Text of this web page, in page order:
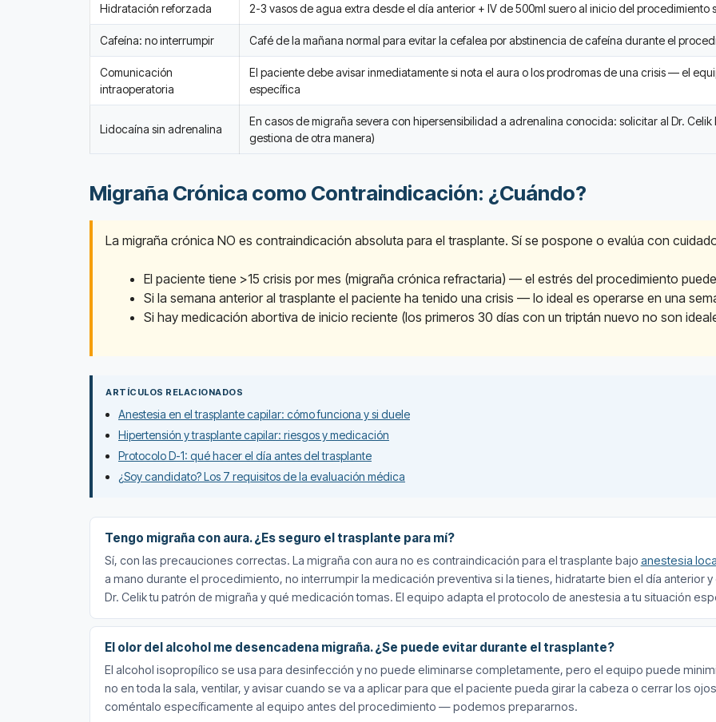
Hidratación reforzada 2-3 vasos de agua extra desde el día anterior + IV de 500ml suero al inicio del procedimiento
Cafeína: no interrumpir Café de la mañana normal para evitar la cefalea por abstinencia de cafeína durante el
Comunicación
intraoperatoria
El paciente debe avisar inmediatamente si nota el aura o los prodromas de una crisis — el
específica
Lidocaína sin adrenalina
En casos de migraña severa con hipersensibilidad a adrenalina conocida: solicitar al Dr.
gestiona de otra manera)
Migraña Crónica como Contraindicación: ¿Cuándo?
La migraña crónica NO es contraindicación absoluta para el trasplante. Sí se pospone o evalúa con
El paciente tiene >15 crisis por mes (migraña crónica refractaria) — el estrés del procedimiento
Si la semana anterior al trasplante el paciente ha tenido una crisis — lo ideal es operarse en una
Si hay medicación abortiva de inicio reciente (los primeros 30 días con un triptán nuevo no son
ARTÍCULOS RELACIONADOS
Anestesia en el trasplante capilar: cómo funciona y si duele
Hipertensión y trasplante capilar: riesgos y medicación
Protocolo D-1: qué hacer el día antes del trasplante
¿Soy candidato? Los 7 requisitos de la evaluación médica
Tengo migraña con aura. ¿Es seguro el trasplante para mí?
Sí, con las precauciones correctas. La migraña con aura no es contraindicación para el trasplante bajo anestesia
a mano durante el procedimiento, no interrumpir la medicación preventiva si la tienes, hidratarte bien el día anterior
Dr. Celik tu patrón de migraña y qué medicación tomas. El equipo adapta el protocolo de anestesia a tu situación
El olor del alcohol me desencadena migraña. ¿Se puede evitar durante el trasplante?
El alcohol isopropílico se usa para desinfección y no puede eliminarse completamente, pero el equipo puede
no en toda la sala, ventilar, y avisar cuando se va a aplicar para que el paciente pueda girar la cabeza o cerrar los
coméntalo específicamente al equipo antes del procedimiento — podemos prepararnos.